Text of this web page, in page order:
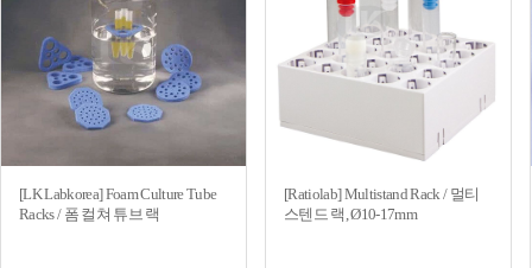
[LK Labkorea] Foam Culture Tube
Racks / 폼 컬쳐 튜브 랙
[Ratiolab] Multistand Rack / 멀티
스텐드 랙, Ø10-17mm